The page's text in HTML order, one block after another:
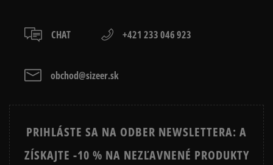
Recenzie zákazníkov
CHAT +421 233 046 923
obchod@sizeer.sk
PRIHLÁSTE SA NA ODBER NEWSLETTERA: A
ZÍSKAJTE -10 % NA NEZĽAVNENÉ PRODUKTY